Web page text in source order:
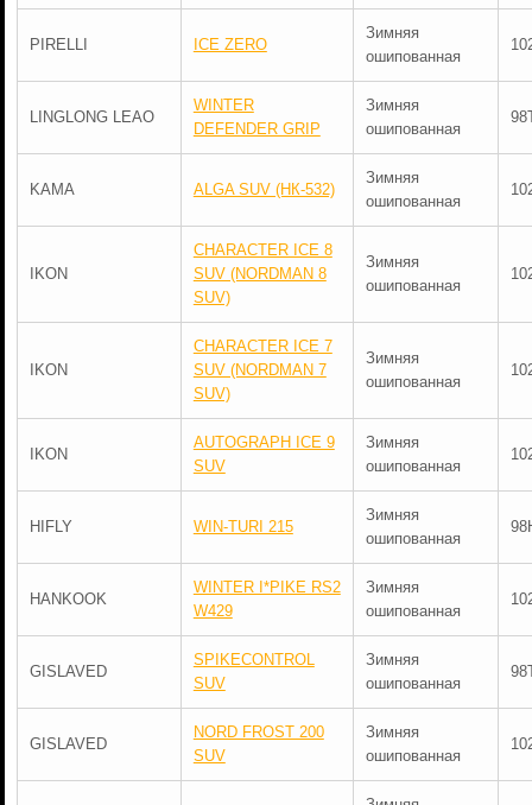
PIRELLI ICE ZERO
Зимняя
ошипованная
LINGLONG LEAO
WINTER
DEFENDER GRIP
Зимняя
ошипованная
KAMA ALGA SUV (НК-532)
Зимняя
ошипованная
IKON
CHARACTER ICE 8
SUV (NORDMAN 8
SUV)
Зимняя
ошипованная
IKON
CHARACTER ICE 7
SUV (NORDMAN 7
SUV)
Зимняя
ошипованная
IKON
AUTOGRAPH ICE 9
SUV
Зимняя
ошипованная
HIFLY WIN-TURI 215
Зимняя
ошипованная
HANKOOK
WINTER I*PIKE RS2
W429
Зимняя
ошипованная
GISLAVED
SPIKECONTROL
SUV
Зимняя
ошипованная
GISLAVED
NORD FROST 200
SUV
Зимняя
ошипованная